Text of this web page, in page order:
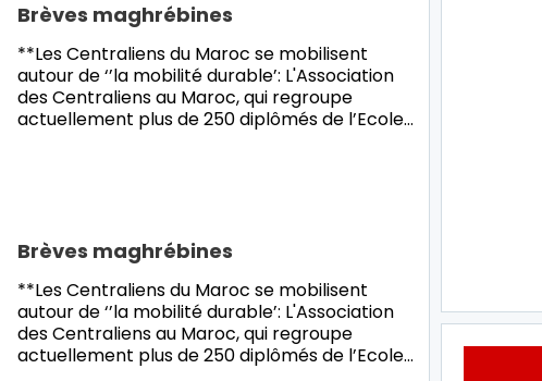
Brèves maghrébines
**Les Centraliens du Maroc se mobilisent
autour de ‘’la mobilité durable’: L'Association
des Centraliens au Maroc, qui regroupe
actuellement plus de 250 diplômés de l’Ecole…
Brèves maghrébines
**Les Centraliens du Maroc se mobilisent
autour de ‘’la mobilité durable’: L'Association
des Centraliens au Maroc, qui regroupe
actuellement plus de 250 diplômés de l’Ecole…